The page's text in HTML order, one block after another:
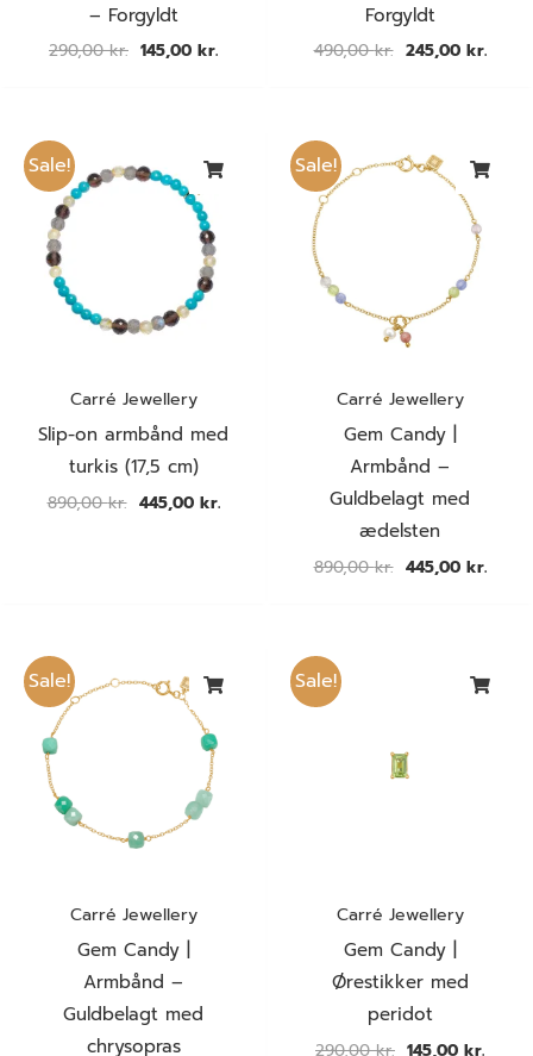
– Forgyldt
290,00kr. 145,00 kr.
Forgyldt
490,00kr. 245,00 kr.
Sale!
Carré Jewellery
Slip-on armbånd med
turkis (17,5 cm)
890,00kr.
oprindelige
pris
890,00 kr..
445,00 kr.
aktuelle
pris
Sale!
Carré Jewellery
Gem Candy |
Armbånd –
Guldbelagt med
ædelsten
890,00kr.
oprindelige
pris
890,00 kr..
445,00 kr.
pris
Sale!
Carré Jewellery
Gem Candy |
Armbånd –
Guldbelagt med
chrysopras
oprindelige
pris
890,00 kr..
aktuelle
pris
Sale!
Carré Jewellery
Gem Candy |
Ørestikker med
peridot
290,00kr.
oprindelige
145,00 kr.
pris